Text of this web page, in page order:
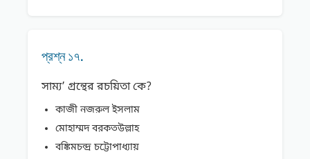
প্রশ্ন ১৭.
সাম্য’ গ্রন্থের রচয়িতা কে?
কাজী নজরুল ইসলাম
মোহাম্মদ বরকতউল্লাহ
বঙ্কিমচন্দ্র চট্টোপাধ্যায়